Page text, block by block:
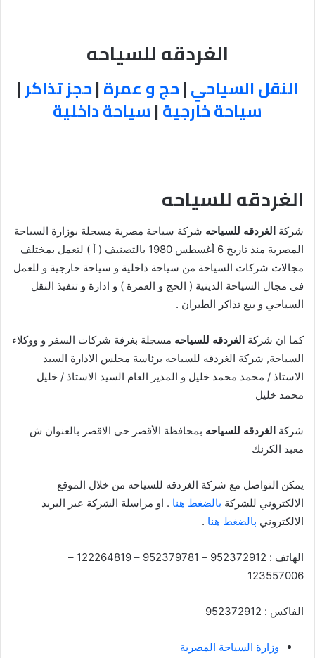
الغردقه للسياحه
النقل السياحي|حج و عمرة|حجز تذاكر|
سياحة خارجية|سياحة داخلية
الغردقه للسياحه
شركة الغردقه للسياحه شركة سياحة مصرية مسجلة بوزارة السياحة
المصرية منذ تاريخ 6 أغسطس 1980 بالتصنيف ( أ ) لتعمل بمختلف
مجالات شركات السياحة من سياحة داخلية و سياحة خارجية و للعمل
فى مجال السياحة الدينية ( الحج و العمرة ) و ادارة و تنفيذ النقل
السياحي و بيع تذاكر الطيران .
كما ان شركة الغردقه للسياحه مسجلة بغرفة شركات السفر و ووكلاء
السياحة, شركة الغردقه للسياحه برئاسة مجلس الادارة السيد
الاستاذ / محمد محمد خليل و المدير العام السيد الاستاذ / خليل
محمد خليل
شركة الغردقه للسياحه بمحافظة الأقصر حي الاقصر بالعنوان ش
معبد الكرنك
يمكن التواصل مع شركة الغردقه للسياحه من خلال الموقع
الالكتروني للشركة بالضغط هنا . او مراسلة الشركة عبر البريد
الالكتروني بالضغط هنا .
الهاتف : 952372912 – 952379781 – 122264819 –
123557006
الفاكس : 952372912
وزارة السياحة المصرية